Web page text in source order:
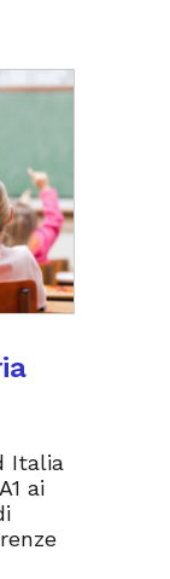
Italia
ai